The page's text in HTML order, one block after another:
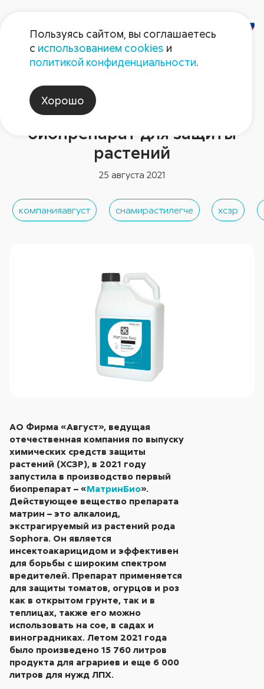
Новости отрасли
Компания «Август»
выпустила первый
биопрепарат для защиты
растений
25 августа 2021
компанияавгуст снамирастилегче хсзр
АО Фирма «Август», ведущая
отечественная компания по выпуску
химических средств защиты
растений (ХСЗР), в 2021 году
запустила в производство первый
биопрепарат – «МатринБио».
Действующее вещество препарата
матрин – это алкалоид,
экстрагируемый из растений рода
Sophora. Он является
инсектоакарицидом и эффективен
для борьбы с широким спектром
вредителей. Препарат применяется
для защиты томатов, огурцов и роз
как в открытом грунте, так и в
теплицах, также его можно
использовать на сое, в садах и
виноградниках. Летом 2021 года
было произведено 15 760 литров
продукта для аграриев и еще 6 000
литров для нужд ЛПХ.
Пользуясь сайтом, вы соглашаетесь
с использованием cookies и
политикой конфиденциальности.
Хорошо